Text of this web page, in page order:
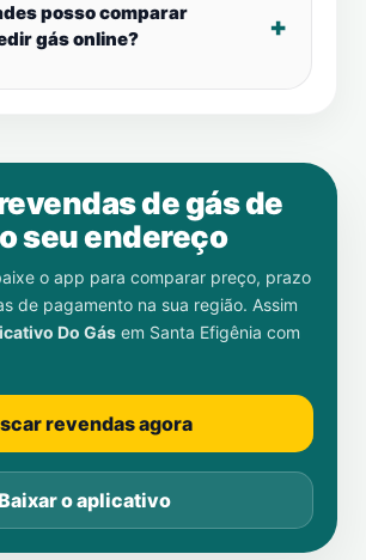
posso comparar
gás online?
de gás de
seu endereço
o app para comparar preço, prazo
de pagamento na sua região. Assim
Do Gás em Santa Efigênia com
revendas agora
o aplicativo